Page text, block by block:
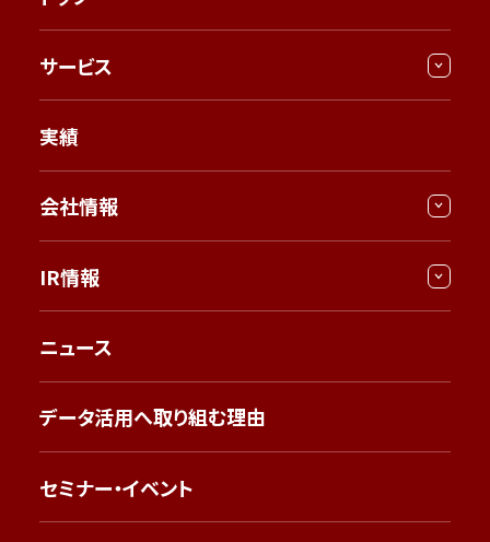
サービス
実績
会社情報
IR情報
ニュース
データ活用へ取り組む理由
セミナー・イベント